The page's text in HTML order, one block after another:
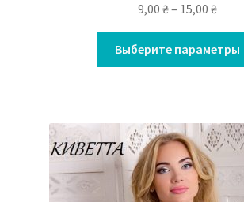
9,00 ₴– 15,00 ₴
Выберите параметры